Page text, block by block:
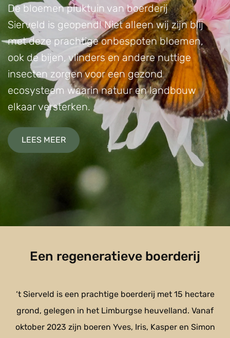
De bloemen pluktuin van boerderij
Sierveld is geopend! Niet alleen wij zijn blij
met deze prachtige onbespoten bloemen,
ook de bijen, vlinders en andere nuttige
insecten zorgen voor een gezond
ecosysteem waarin natuur en landbouw
elkaar versterken.
LEES MEER
Een regeneratieve boerderij
‘t Sierveld is een prachtige boerderij met 15 hectare
grond, gelegen in het Limburgse heuvelland. Vanaf
oktober 2023 zijn boeren Yves, Iris, Kasper en Simon